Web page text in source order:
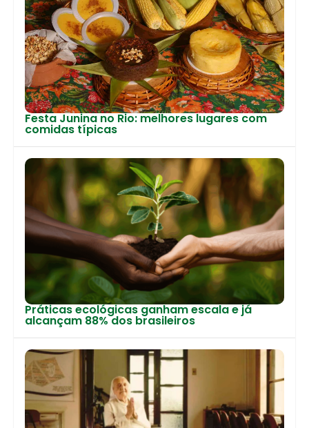
Festa Junina no Rio: melhores lugares com
comidas típicas
Práticas ecológicas ganham escala e já
alcançam 88% dos brasileiros